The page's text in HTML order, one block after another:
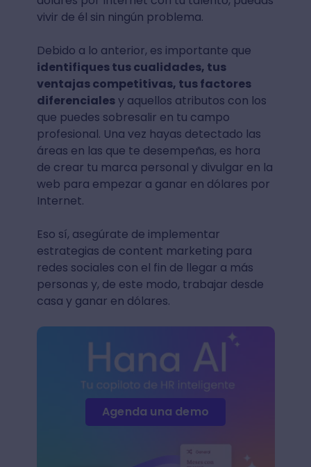
vivir de él sin ningún problema.
Debido a lo anterior, es importante que
identifiques tus cualidades, tus
ventajas competitivas, tus factores
diferencialesy aquellos atributos con los
que puedes sobresalir en tu campo
profesional. Una vez hayas detectado las
áreas en las que te desempeñas, es hora
de crear tu marca personal y divulgar en la
web para empezar a ganar en dólares por
Internet.
Eso sí, asegúrate de implementar
estrategias de content marketing para
redes sociales con el fin de llegar a más
personas y, de este modo, trabajar desde
casa y ganar en dólares.
Agenda una demo